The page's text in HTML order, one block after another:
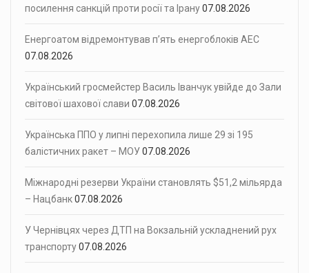
посилення санкцій проти росії та Ірану07.08.2026
Енергоатом відремонтував п’ять енергоблоків АЕС
07.08.2026
Український гросмейстер Василь Іванчук увійде до Зали
світової шахової слави 07.08.2026
Українська ППО у липні перехопила лише 29 зі 195
балістичних ракет – МОУ07.08.2026
Міжнародні резерви України становлять $51,2 мільярда
– Нацбанк07.08.2026
У Чернівцях через ДТП на Вокзальній ускладнений рух
транспорту07.08.2026